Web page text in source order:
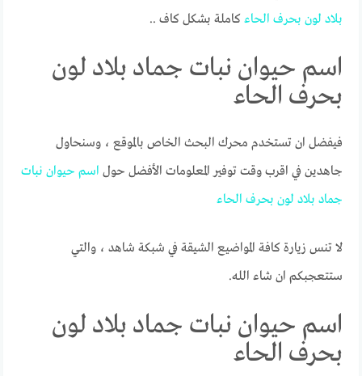
بلاد لون بحرف الحاء كاملة بشكل كاف ..
اسم حيوان نبات جماد بلاد لون
بحرف الحاء
فيفضل ان تستخدم محرك البحث الخاص بالموقع ، وسنحاول
جاهدين في اقرب وقت توفير المعلومات الأفضل حول اسم حيوان نبات
جماد بلاد لون بحرف الحاء
لا تنس زيارة كافة المواضيع الشيقة في شبكة شاهد ، والتي
ستتعجبكم ان شاء الله.
اسم حيوان نبات جماد بلاد لون
بحرف الحاء